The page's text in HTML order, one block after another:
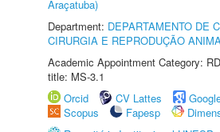
Araçatuba)
Department: DEPARTAMENTO DE
CIRURGIA E REPRODUÇÃO
Academic Appointment Category:
title: MS-3.1
Orcid
CV Lattes
Scopus
Fapesp